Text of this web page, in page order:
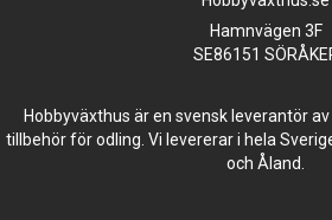
Hamnvägen 3F
SE86151
Hobbyväxthus är en svensk leverantör
tillbehör för odling. Vi levererar i hela
och Åland.